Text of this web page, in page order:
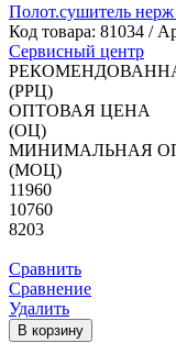
Полот.сушитель
Код товара: 81034 /
Сервисный центр
(РРЦ)
ОПТОВАЯ ЦЕНА
(ОЦ)
МИНИМАЛЬНАЯ
(МОЦ)
11960
10760
8203
Сравнить
Сравнение
Удалить
В корзину